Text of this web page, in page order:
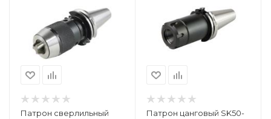
Патрон сверлильный
Патрон цанговый SK50-